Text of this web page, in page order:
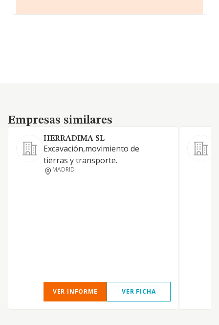
Empresas similares
Empresas similares
HERRADIMA SL
Excavación,movimiento de
tierras y transporte.
MADRID
VER INFORME VER FICHA